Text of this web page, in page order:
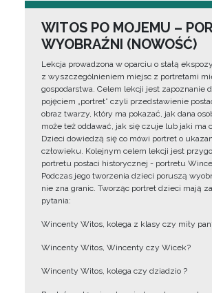
WITOS PO MOJEMU –
WYOBRAŹNI (NOWOŚĆ)
Lekcja prowadzona w oparciu o stałą
z wyszczególnieniem miejsc z portretami
gospodarstwa. Celem lekcji jest zapoznanie
pojęciem „portret” czyli przedstawienie
obraz twarzy, który ma pokazać, jak dana
może też oddawać, jak się czuje lub jaki ma
Dzieci dowiedzą się co mówi portret o
człowieku. Kolejnym celem lekcji jest
portretu postaci historycznej - portretu
Podczas jego tworzenia dzieci poruszą
nie zna granic. Tworząc portret dzieci mają
pytania:
Wincenty Witos, kolega z klasy czy miły
Wincenty Witos, Wincenty czy Wicek?
Wincenty Witos, kolega czy dziadzio ?